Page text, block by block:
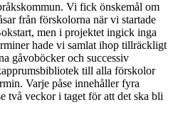
Vi fick önskemål om
från förskolorna när vi startade
men i projektet ingick inga
hade vi samlat ihop tillräckligt
gåvoböcker och successiv
till alla förskolor
Varje påse innehåller fyra
två veckor i taget för att det ska bli